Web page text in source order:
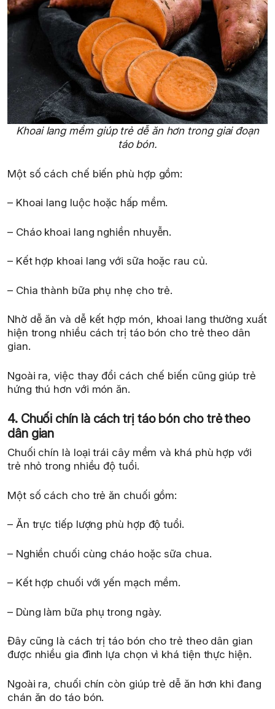
Khoai lang mềm giúp trẻ dễ ăn hơn trong giai đoạn
táo bón.
Một số cách chế biến phù hợp gồm:
– Khoai lang luộc hoặc hấp mềm.
– Cháo khoai lang nghiền nhuyễn.
– Kết hợp khoai lang với sữa hoặc rau củ.
– Chia thành bữa phụ nhẹ cho trẻ.
Nhờ dễ ăn và dễ kết hợp món, khoai lang thường xuất
hiện trong nhiều cách trị táo bón cho trẻ theo dân
gian.
Ngoài ra, việc thay đổi cách chế biến cũng giúp trẻ
hứng thú hơn với món ăn.
4. Chuối chín là cách trị táo bón cho trẻ theo
dân gian
Chuối chín là loại trái cây mềm và khá phù hợp với
trẻ nhỏ trong nhiều độ tuổi.
Một số cách cho trẻ ăn chuối gồm:
– Ăn trực tiếp lượng phù hợp độ tuổi.
– Nghiền chuối cùng cháo hoặc sữa chua.
– Kết hợp chuối với yến mạch mềm.
– Dùng làm bữa phụ trong ngày.
Đây cũng là cách trị táo bón cho trẻ theo dân gian
được nhiều gia đình lựa chọn vì khá tiện thực hiện.
Ngoài ra, chuối chín còn giúp trẻ dễ ăn hơn khi đang
chán ăn do táo bón.